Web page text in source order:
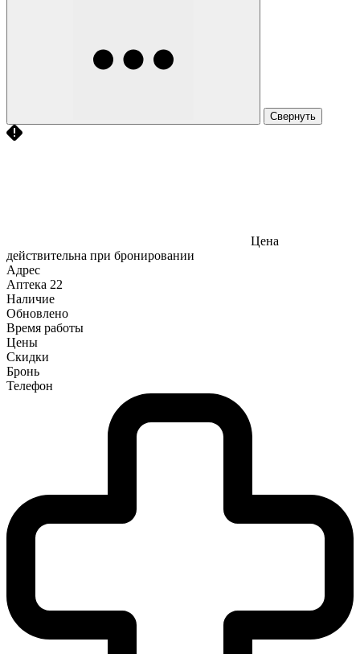
Свернуть
Цена
действительна при бронировании
Адрес
Аптека 22
Наличие
Обновлено
Время работы
Цены
Скидки
Бронь
Телефон